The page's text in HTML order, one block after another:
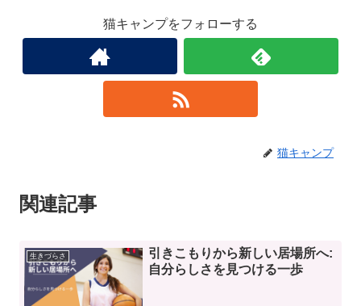
猫キャンプをフォローする
猫キャンプ
関連記事
生きづらさ
引きこもりから新しい居場所へ:
自分らしさを見つける一歩